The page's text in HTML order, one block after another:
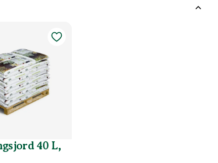
jord
40 L,